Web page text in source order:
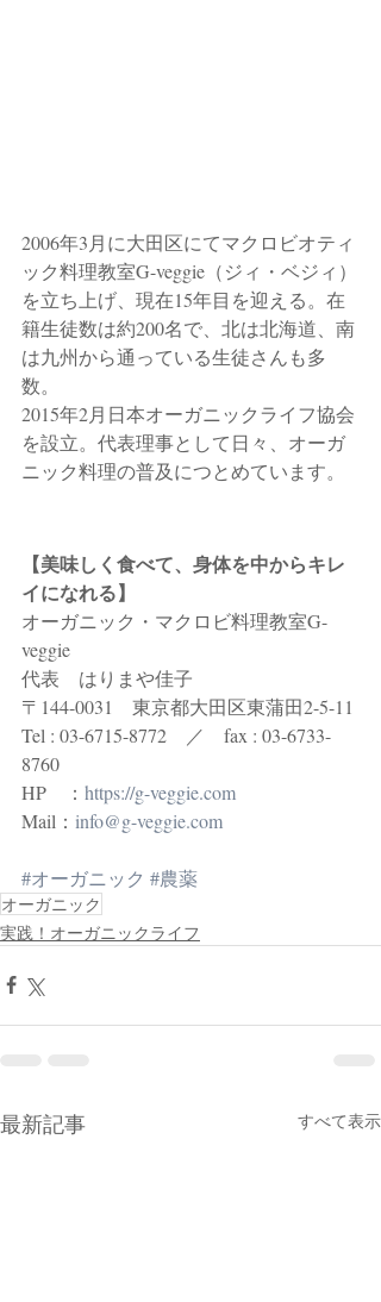
2006年3月に大田区にてマクロビオティ
ック料理教室G-veggie（ジィ・ベジィ）
を立ち上げ、現在15年目を迎える。在
籍生徒数は約200名で、北は北海道、南
は九州から通っている生徒さんも多
数。
2015年2月日本オーガニックライフ協会
を設立。 代表理事として日々、オーガ
ニック料理の普及につとめています。
【美味しく食べて、身体を中からキレ
イになれる】
オーガニック・マクロビ料理教室G-
veggie
代表　はりまや佳子
〒144-0031　東京都大田区東蒲田2-5-11
Tel : 03-6715-8772　／　fax : 03-6733-
8760
HP　： https://g-veggie.com
Mail： info@g-veggie.com
#オーガニック #農薬
オーガニック
実践！オーガニックライフ
最新記事 すべて表示